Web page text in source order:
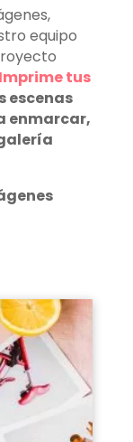
equipo
Imprime tus
escenas
enmarcar,